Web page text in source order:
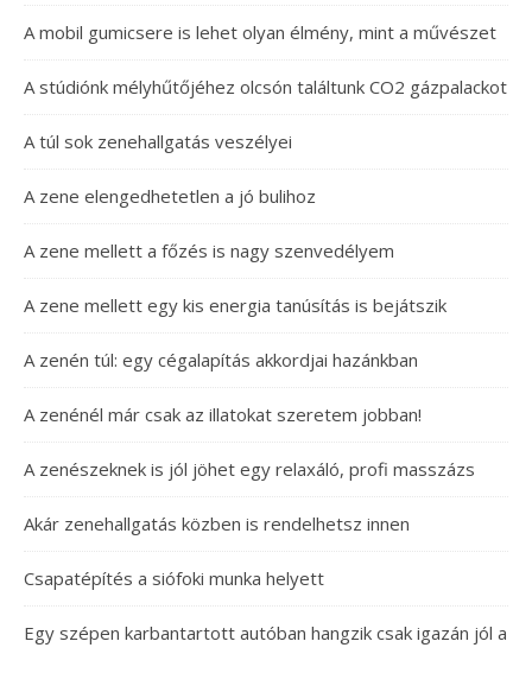
A mobil gumicsere is lehet olyan élmény, mint a művészet
A stúdiónk mélyhűtőjéhez olcsón találtunk CO2 gázpalackot
A túl sok zenehallgatás veszélyei
A zene elengedhetetlen a jó bulihoz
A zene mellett a főzés is nagy szenvedélyem
A zene mellett egy kis energia tanúsítás is bejátszik
A zenén túl: egy cégalapítás akkordjai hazánkban
A zenénél már csak az illatokat szeretem jobban!
A zenészeknek is jól jöhet egy relaxáló, profi masszázs
Akár zenehallgatás közben is rendelhetsz innen
Csapatépítés a siófoki munka helyett
Egy szépen karbantartott autóban hangzik csak igazán jól a